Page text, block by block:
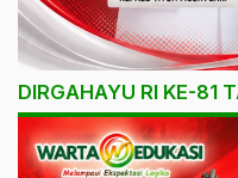
DIRGAHAYU RI KE-81